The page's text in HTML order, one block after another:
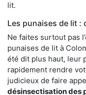
lit.
Les punaises de lit :
Ne faites surtout pas
punaises de lit à
été dit plus haut, leur
rapidement rendre
judicieux de faire
désinsectisation des